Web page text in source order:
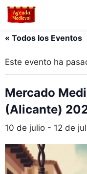
Saltar
« Todos los Eventos
Este evento ha
Mercado
(Alicante)
10 de julio - 12 de